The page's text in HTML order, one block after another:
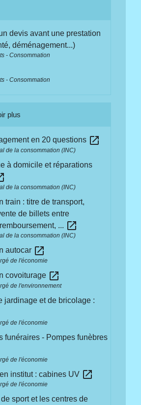
devis avant une prestation
déménagement...)
- Consommation
- Consommation
plus
en 20 questions open_in_new
de la consommation (INC)
à domicile et réparations
de la consommation (INC)
train : titre de transport,
de billets entre
... open_in_new
de la consommation (INC)
autocar open_in_new
de l'économie
covoiturage open_in_new
de l'environnement
jardinage et de bricolage :
de l'économie
funéraires - Pompes funèbres
de l'économie
institut : cabines UV open_in_new
de l'économie
sport et les centres de